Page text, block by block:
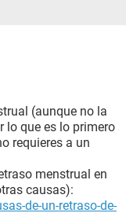
(aunque no la
lo que es lo primero
requieres a un
menstrual en
causas):
de-un-retraso-de-